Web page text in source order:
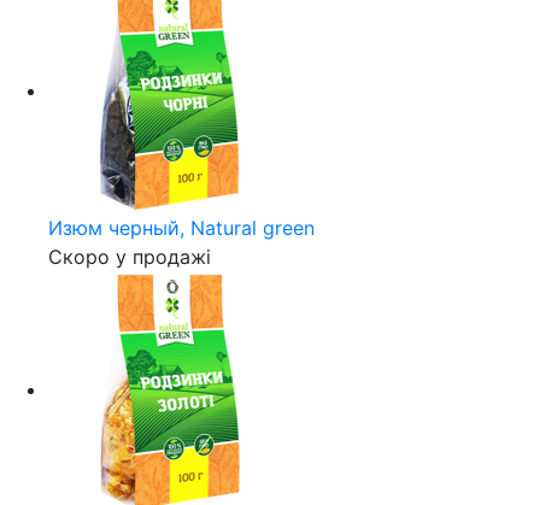
Изюм черный, Natural green
Скоро у продажі